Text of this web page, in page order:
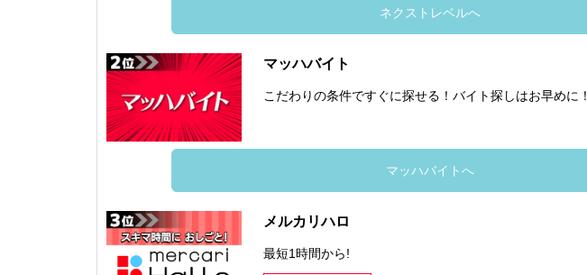
ネクストレベルへ
マッハバイト
こだわりの条件ですぐに探せる！バイト探しはお早めに！
マッハバイトへ
メルカリハロ
最短1時間から!